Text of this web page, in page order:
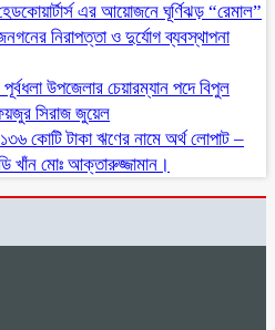
এর আয়োজনে ঘূর্ণিঝড় “রেমাল”
নিরাপত্তা ও দুর্যোগ ব্যবস্থাপনা
উপজেলার চেয়ারম্যান পদে বিপুল
সিরাজ জুয়েল
১৩৬ কোটি টাকা ঋণের নামে অর্থ লোপাট –
মোঃ আক্তারুজ্জামান।